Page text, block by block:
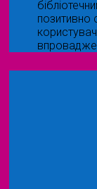
позитивно